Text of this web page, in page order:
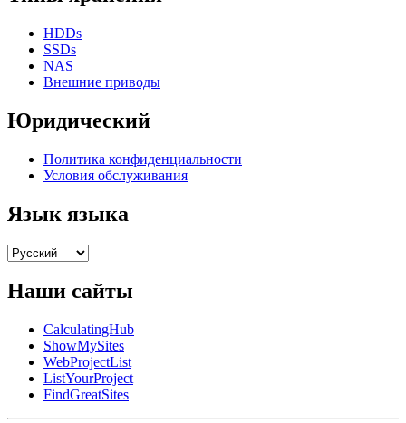
HDDs
SSDs
NAS
Внешние приводы
Юридический
Политика конфиденциальности
Условия обслуживания
Язык языка
Наши сайты
CalculatingHub
ShowMySites
WebProjectList
ListYourProject
FindGreatSites